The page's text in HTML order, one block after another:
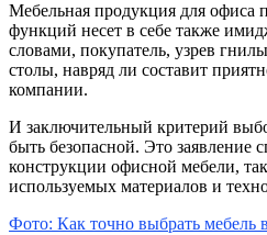
Мебельная продукция для
функций несет в себе также
словами, покупатель, узрев
столы, навряд ли составит
компании.
И заключительный критерий
быть безопасной. Это заявление
конструкции офисной мебели,
используемых материалов и
Фото: Как точно выбрать мебель